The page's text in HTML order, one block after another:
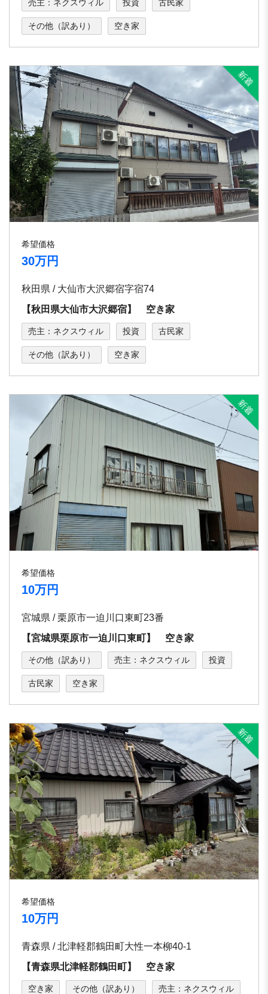
売主：ネクスウィル 投資 古民家
その他（訳あり） 空き家
希望価格
30万円
秋田県 / 大仙市大沢郷宿字宿74
【秋田県大仙市大沢郷宿】 空き家
売主：ネクスウィル 投資 古民家
その他（訳あり） 空き家
希望価格
10万円
宮城県 / 栗原市一迫川口東町23番
【宮城県栗原市一迫川口東町】 空き家
その他（訳あり） 売主：ネクスウィル 投資
古民家 空き家
希望価格
10万円
青森県 / 北津軽郡鶴田町大性一本柳40-1
【青森県北津軽郡鶴田町】 空き家
空き家 その他（訳あり） 売主：ネクスウィル